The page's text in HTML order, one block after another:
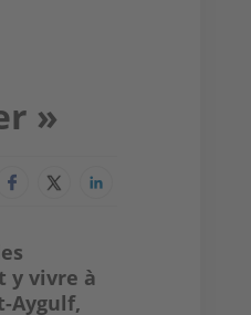
»
y vivre à
Aygulf,